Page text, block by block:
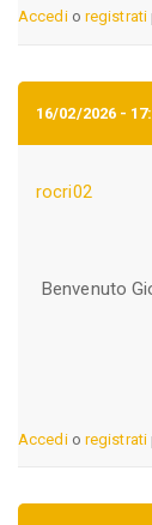
Accedio registrati
16/02/2026 -
rocri02
Benvenuto
Accedio registrati